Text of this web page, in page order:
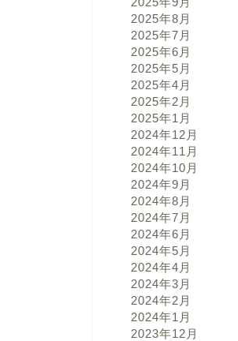
2025年8月
2025年7月
2025年6月
2025年5月
2025年4月
2025年2月
2025年1月
2024年12月
2024年11月
2024年10月
2024年9月
2024年8月
2024年7月
2024年6月
2024年5月
2024年4月
2024年3月
2024年2月
2024年1月
2023年12月